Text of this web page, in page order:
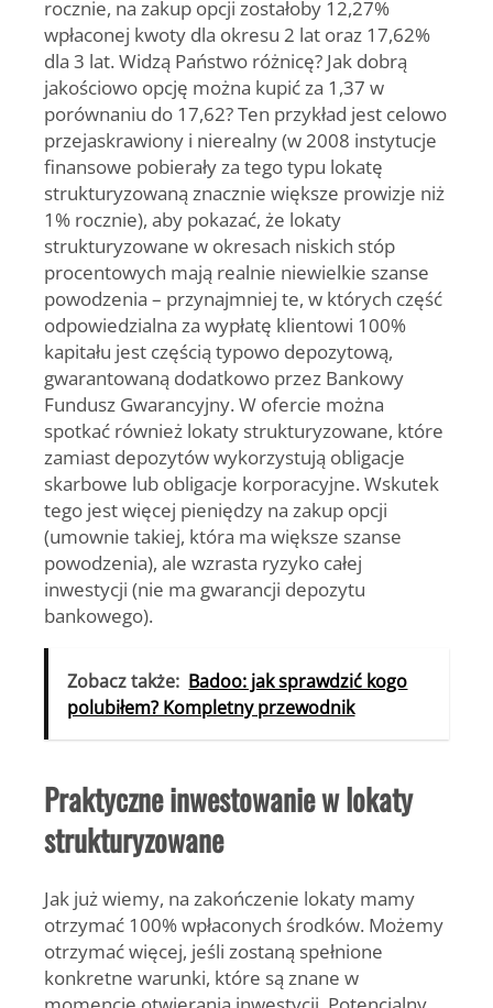
rocznie, na zakup opcji zostałoby 12,27%
wpłaconej kwoty dla okresu 2 lat oraz 17,62%
dla 3 lat. Widzą Państwo różnicę? Jak dobrą
jakościowo opcję można kupić za 1,37 w
porównaniu do 17,62? Ten przykład jest celowo
przejaskrawiony i nierealny (w 2008 instytucje
finansowe pobierały za tego typu lokatę
strukturyzowaną znacznie większe prowizje niż
1% rocznie), aby pokazać, że lokaty
strukturyzowane w okresach niskich stóp
procentowych mają realnie niewielkie szanse
powodzenia – przynajmniej te, w których część
odpowiedzialna za wypłatę klientowi 100%
kapitału jest częścią typowo depozytową,
gwarantowaną dodatkowo przez Bankowy
Fundusz Gwarancyjny. W ofercie można
spotkać również lokaty strukturyzowane, które
zamiast depozytów wykorzystują obligacje
skarbowe lub obligacje korporacyjne. Wskutek
tego jest więcej pieniędzy na zakup opcji
(umownie takiej, która ma większe szanse
powodzenia), ale wzrasta ryzyko całej
inwestycji (nie ma gwarancji depozytu
bankowego).
Zobacz także: Badoo: jak sprawdzić kogo
polubiłem? Kompletny przewodnik
Praktyczne inwestowanie w lokaty
strukturyzowane
Jak już wiemy, na zakończenie lokaty mamy
otrzymać 100% wpłaconych środków. Możemy
otrzymać więcej, jeśli zostaną spełnione
konkretne warunki, które są znane w